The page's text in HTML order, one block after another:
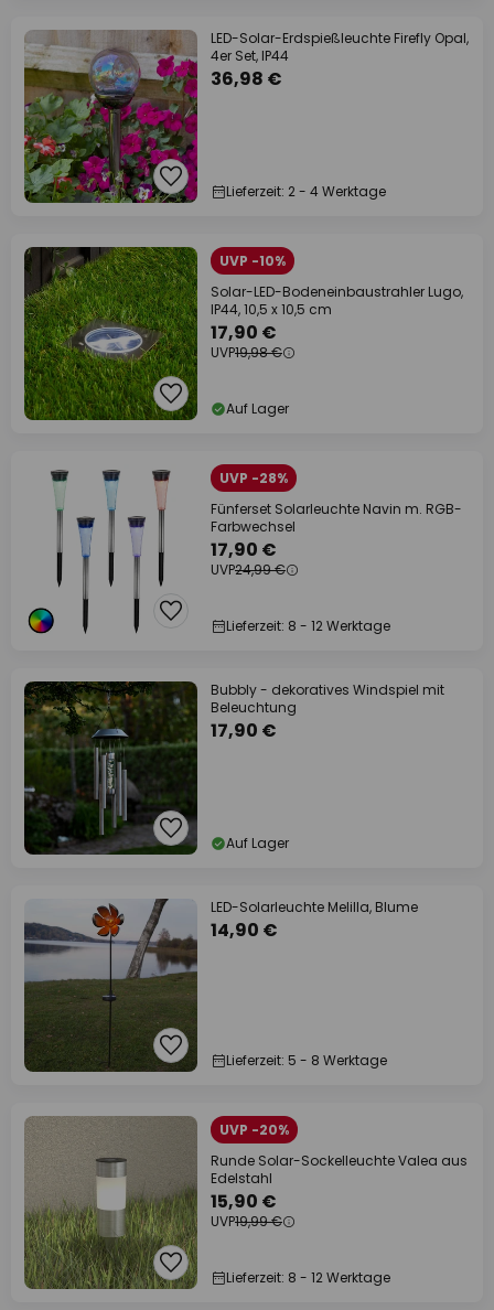
LED-Solar-Erdspießleuchte Firefly Opal,
4er Set, IP44
36,98 €
Lieferzeit: 2 - 4 Werktage
UVP -10%
Solar-LED-Bodeneinbaustrahler Lugo,
IP44, 10,5 x 10,5 cm
17,90 €
UVP19,98 €
Auf Lager
UVP -28%
Fünferset Solarleuchte Navin m. RGB-
Farbwechsel
17,90 €
UVP24,99 €
Lieferzeit: 8 - 12 Werktage
Bubbly - dekoratives Windspiel mit
Beleuchtung
17,90 €
Auf Lager
LED-Solarleuchte Melilla, Blume
14,90 €
Lieferzeit: 5 - 8 Werktage
UVP -20%
Runde Solar-Sockelleuchte Valea aus
Edelstahl
15,90 €
UVP19,99 €
Lieferzeit: 8 - 12 Werktage